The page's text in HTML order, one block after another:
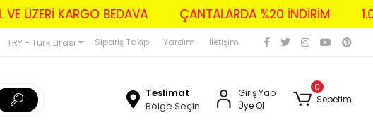
VE ÜZERİ KARGO BEDAVA ÇANTALARDA %20 İNDİRİM
TRY - Türk Lirası Sipariş Takip Yardım İletişim
Teslimat
Bölge Seçin
Giriş Yap
Üye Ol
0
Sepetim